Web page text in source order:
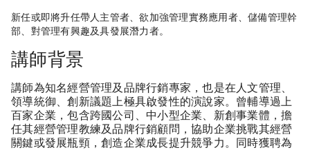
新任或即將升任帶人主管者、欲加強管理實務應用者、儲備管理幹
部、對管理有興趣及具發展潛力者。
講師背景
講師為知名經營管理及品牌行銷專家，也是在人文管理、
領導統御、創新議題上極具啟發性的演說家。曾輔導過上
百家企業，包含跨國公司、中小型企業、新創事業體，擔
任其經營管理教練及品牌行銷顧問，協助企業挑戰其經營
關鍵或發展瓶頸，創造企業成長提升競爭力。同時獲聘為